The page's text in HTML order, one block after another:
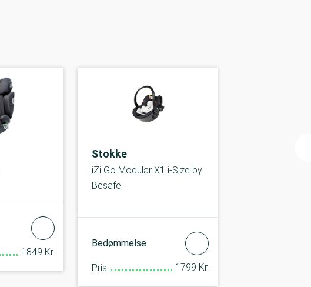
1849 Kr.
Stokke
iZi Go Modular X1 i-Size by
Besafe
Bedømmelse
Pris 1799 Kr.